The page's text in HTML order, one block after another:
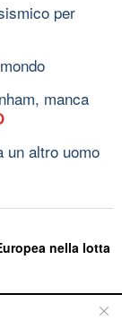
per
manca
un altro uomo
nella lotta